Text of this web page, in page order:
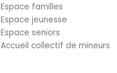
Espace familles
Espace jeunesse
Espace seniors
Accueil collectif de mineurs